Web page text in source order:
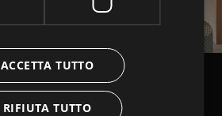
ACCETTA TUTTO
RIFIUTA TUTTO